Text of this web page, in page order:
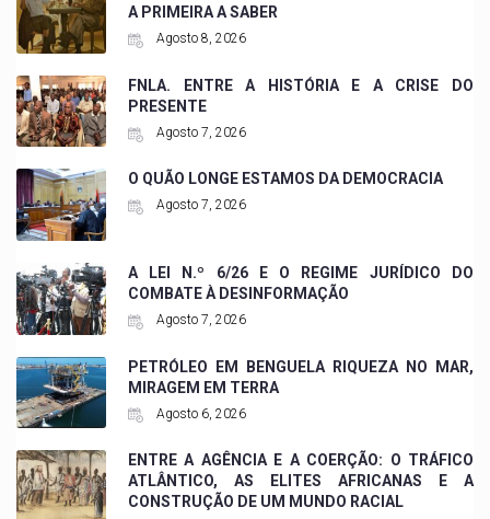
A PRIMEIRA A SABER
Agosto 8, 2026
FNLA. ENTRE A HISTÓRIA E A CRISE DO
PRESENTE
Agosto 7, 2026
O QUÃO LONGE ESTAMOS DA DEMOCRACIA
Agosto 7, 2026
A LEI N.º 6/26 E O REGIME JURÍDICO DO
COMBATE À DESINFORMAÇÃO
Agosto 7, 2026
PETRÓLEO EM BENGUELA RIQUEZA NO MAR,
MIRAGEM EM TERRA
Agosto 6, 2026
ENTRE A AGÊNCIA E A COERÇÃO: O TRÁFICO
ATLÂNTICO, AS ELITES AFRICANAS E A
CONSTRUÇÃO DE UM MUNDO RACIAL